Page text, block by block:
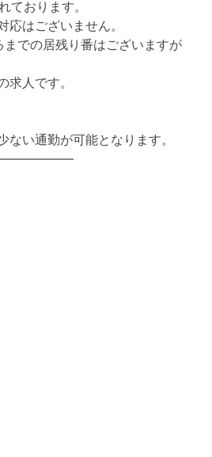
ております。
はございません。
での居残り番はございますが
人です。
い通勤が可能となります。